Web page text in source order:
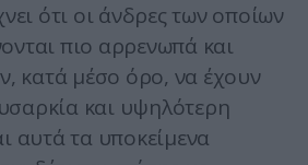
ότι οι άνδρες των οποίων
πιο αρρενωπά και
κατά μέσο όρο, να έχουν
και υψηλότερη
αυτά τα υποκείμενα